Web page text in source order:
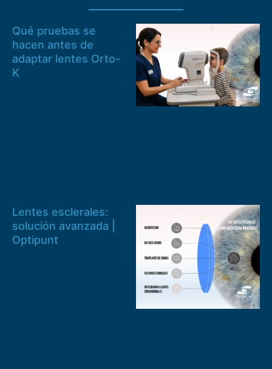
Qué pruebas se
hacen antes de
adaptar lentes Orto-
K
Lentes esclerales:
solución avanzada |
Optipunt